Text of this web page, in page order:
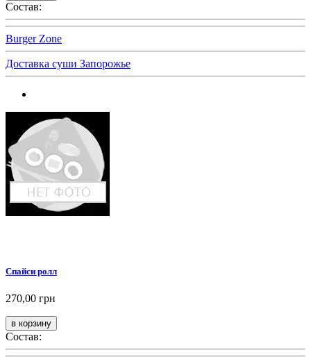
Состав:
Burger Zone
Доставка суши Запорожье
Спайси ролл
270,00 грн
Состав: